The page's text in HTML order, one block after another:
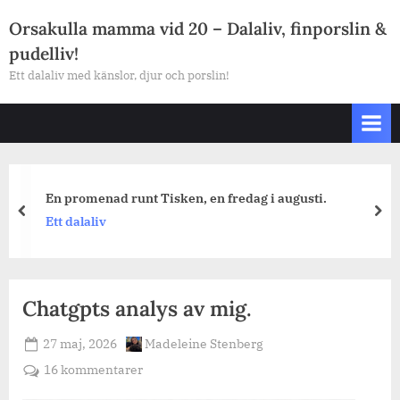
to
content
Orsakulla mamma vid 20 – Dalaliv, finporslin &
pudelliv!
Ett dalaliv med känslor, djur och porslin!
En promenad runt Tisken, en fredag i augusti.
Ett dalaliv
prev
Chatgpts analys av mig.
Posted
on
27 maj, 2026 By
Madeleine Stenberg
16 kommentarertill